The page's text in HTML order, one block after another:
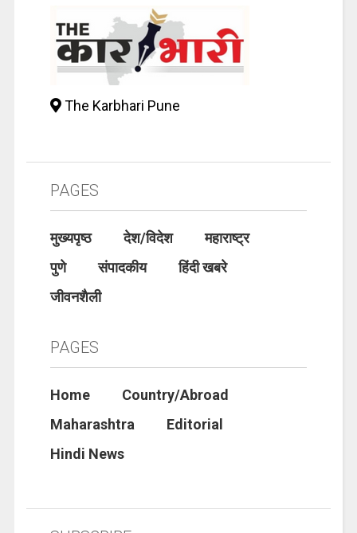
The Karbhari Pune
PAGES
मुख्यपृष्ठ देश/विदेश
महाराष्ट्र
पुणे
संपादकीय
हिंदी खबरे
जीवनशैली
PAGES
Home
Country/Abroad
Maharashtra
Editorial
Hindi News